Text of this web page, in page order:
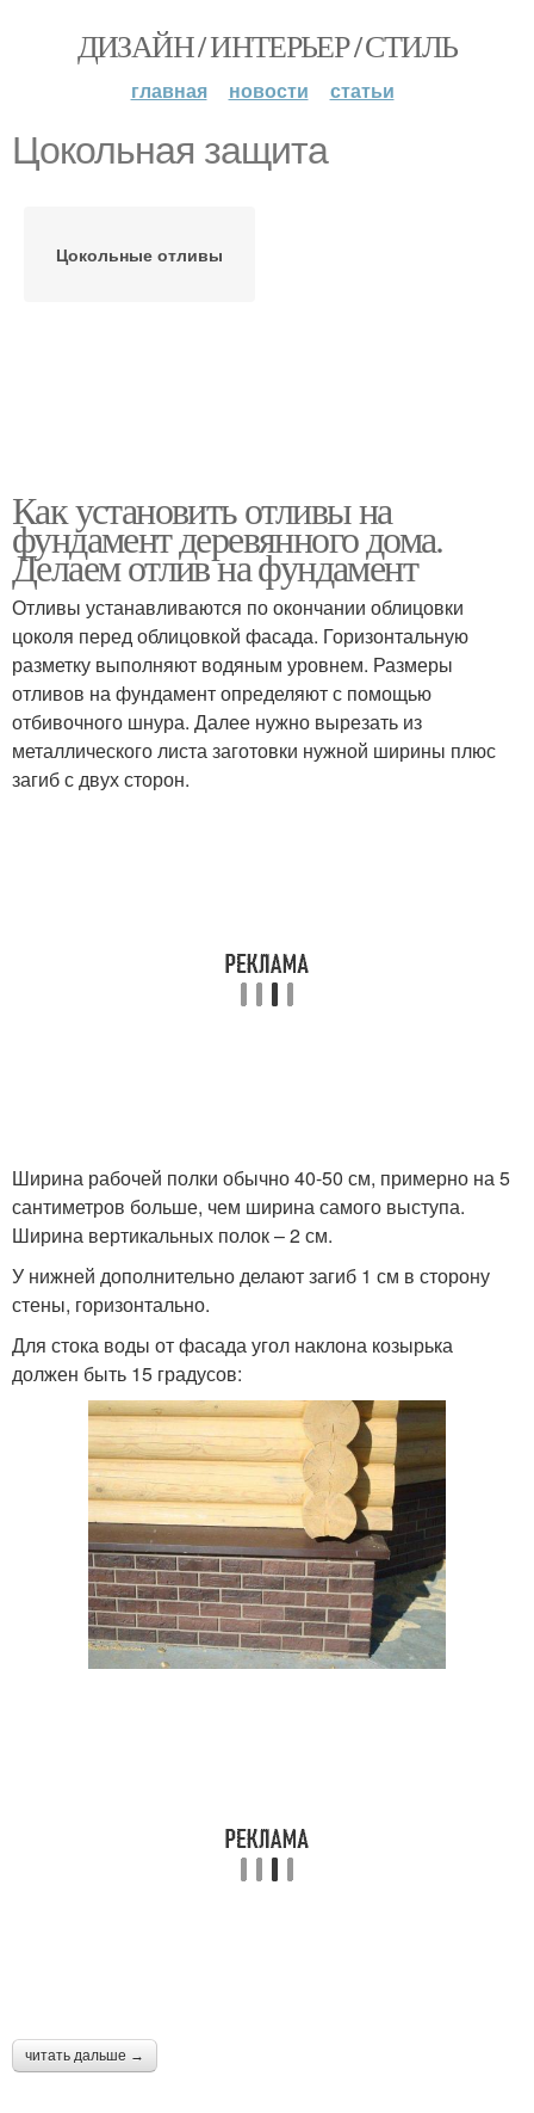
ДИЗАЙН / ИНТЕРЬЕР / СТИЛЬ
главная новости статьи
Цокольная защита
Цокольные отливы
Как установить отливы на
фундамент деревянного дома.
Делаем отлив на фундамент
Отливы устанавливаются по окончании облицовки
цоколя перед облицовкой фасада. Горизонтальную
разметку выполняют водяным уровнем. Размеры
отливов на фундамент определяют с помощью
отбивочного шнура. Далее нужно вырезать из
металлического листа заготовки нужной ширины плюс
загиб с двух сторон.
Ширина рабочей полки обычно 40-50 см, примерно на 5
сантиметров больше, чем ширина самого выступа.
Ширина вертикальных полок – 2 см.
У нижней дополнительно делают загиб 1 см в сторону
стены, горизонтально.
Для стока воды от фасада угол наклона козырька
должен быть 15 градусов:
читать дальше →